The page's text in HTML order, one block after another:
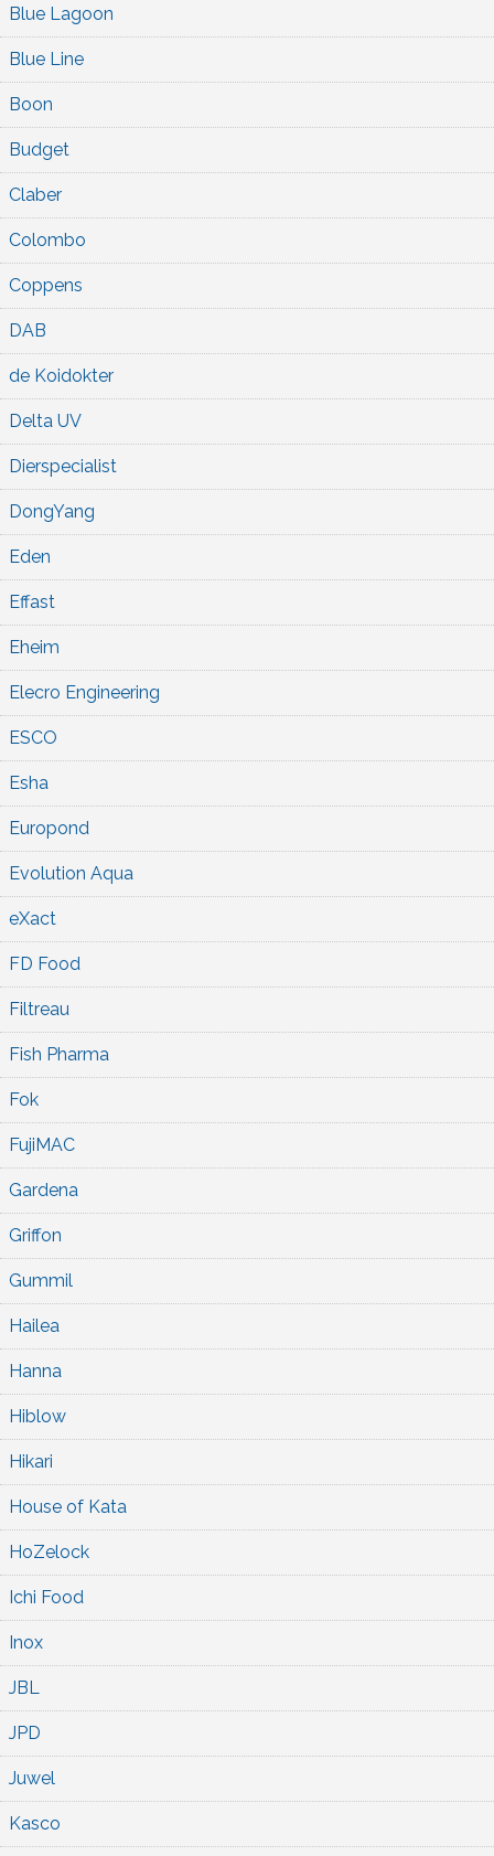
Blue Lagoon
Blue Line
Boon
Budget
Claber
Colombo
Coppens
DAB
de Koidokter
Delta UV
Dierspecialist
DongYang
Eden
Effast
Eheim
Elecro Engineering
ESCO
Esha
Europond
Evolution Aqua
eXact
FD Food
Filtreau
Fish Pharma
Fok
FujiMAC
Gardena
Griffon
Gummil
Hailea
Hanna
Hiblow
Hikari
House of Kata
HoZelock
Ichi Food
Inox
JBL
JPD
Juwel
Kasco